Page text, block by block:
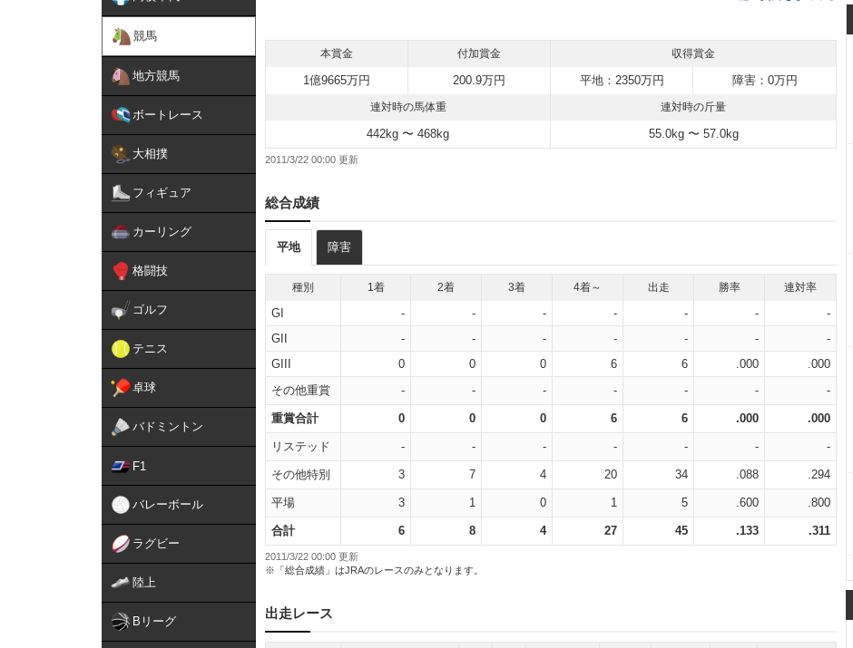
競馬
地方競馬
ボートレース
大相撲
フィギュア
カーリング
格闘技
ゴルフ
テニス
卓球
バドミントン
F1
バレーボール
ラグビー
陸上
Bリーグ
本賞金 付加賞金 収得賞金
1億9665万円 200.9万円 平地：2350万円 障害：0万円
連対時の馬体重 連対時の斤量
442kg 〜 468kg 55.0kg 〜 57.0kg
2011/3/22 00:00
総合成績
平地 障害
種別 1着 2着 3着 4着～ 出走 勝率 連対率
GI - - - - - -
-
GII
- - - - - -
-
GIII
0 0 0 6 6 .000
.000
その他重賞
- - - - - - -
重賞合計 0 0 0 6 6 .000 .000
リステッド - - - - - - -
その他特別 3 7 4 20 34 .088 .294
平場 3 1 0 1 5 .600 .800
合計 6 8 4 27 45 .133 .311
2011/3/22 00:00 更新
※「総合成績」はJRAのレースのみとなります。
出走レース